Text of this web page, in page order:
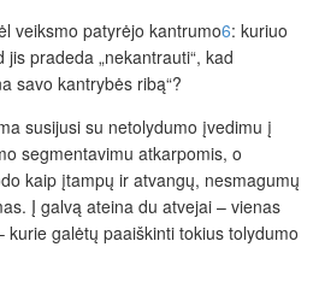
veiksmo patyrėjo kantrumo6: kuriuo
pradeda „nekantrauti“, kad
savo kantrybės ribą“?
susijusi su netolydumo įvedimu į
segmentavimu atkarpomis, o
kaip įtampų ir atvangų, nesmagumų
Į galvą ateina du atvejai – vienas
kurie galėtų paaiškinti tokius tolydumo